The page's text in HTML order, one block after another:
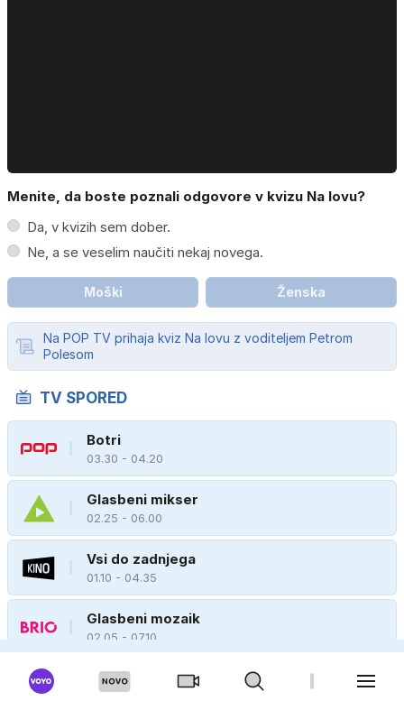
Menite, da boste poznali odgovore v kvizu Na lovu?
Da, v kvizih sem dober.
Ne, a se veselim naučiti nekaj novega.
Moški Ženska
Na POP TV prihaja kviz Na lovu z voditeljem Petrom
Polesom
TV SPORED
Botri
03.30 - 04.20
Glasbeni mikser
02.25 - 06.00
Vsi do zadnjega
01.10 - 04.35
Glasbeni mozaik
02.05 - 07.10
Kally's Mashup - Pot do zvezde
22.45 - 06.00